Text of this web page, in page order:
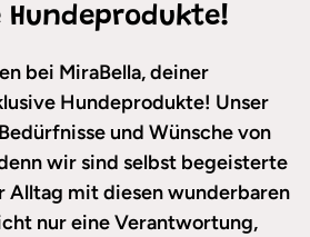
bei MiraBella, deiner
Hundeprodukte! Unser
und Wünsche von
wir sind selbst begeisterte
Alltag mit diesen wunderbaren
nur eine Verantwortung,